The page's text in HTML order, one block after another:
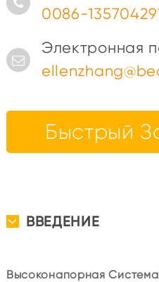
0086-
Электронная
Быстрый
ВВЕДЕНИЕ
Высоконапорная